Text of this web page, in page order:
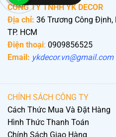
CÔNG TY TNHH YK DECOR
Địa chỉ: 36 Trương Công Định,
TP. HCM
Điện thoại: 0909856525
Email: ykdecor.vn@gmail.com
CHÍNH SÁCH CÔNG TY
Cách Thức Mua Và Đặt Hàng
Hình Thức Thanh Toán
Chính Sách Giao Hàng